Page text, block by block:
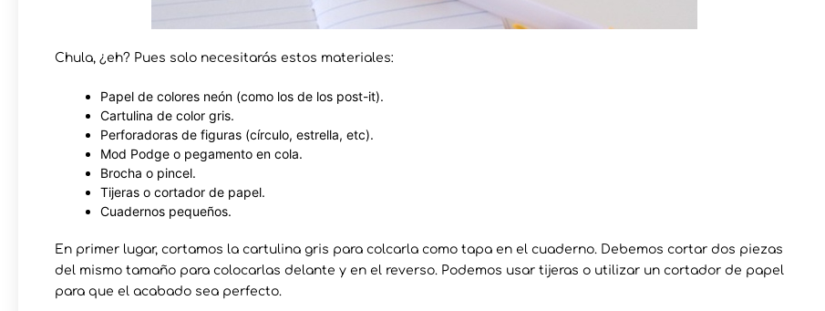
Chula, ¿eh? Pues solo necesitarás estos materiales:
Papel de colores neón (como los de los post-it).
Cartulina de color gris.
Perforadoras de figuras (círculo, estrella, etc).
Mod Podge o pegamento en cola.
Brocha o pincel.
Tijeras o cortador de papel.
Cuadernos pequeños.
En primer lugar, cortamos la cartulina gris para colcarla como tapa en el cuaderno. Debemos cortar dos piezas
del mismo tamaño para colocarlas delante y en el reverso. Podemos usar tijeras o utilizar un cortador de papel
para que el acabado sea perfecto.